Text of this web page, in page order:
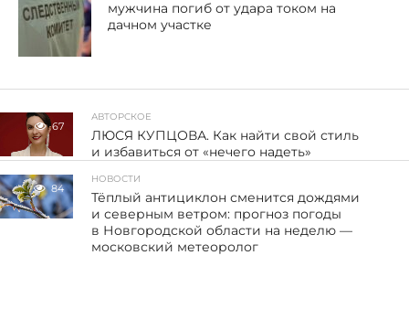
мужчина погиб от удара током на
дачном участке
67
АВТОРСКОЕ
ЛЮСЯ КУПЦОВА. Как найти свой стиль
и избавиться от «нечего надеть»
84
НОВОСТИ
Тёплый антициклон сменится дождями
и северным ветром: прогноз погоды
в Новгородской области на неделю —
московский метеоролог